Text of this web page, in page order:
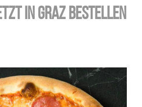
in Graz bestellen